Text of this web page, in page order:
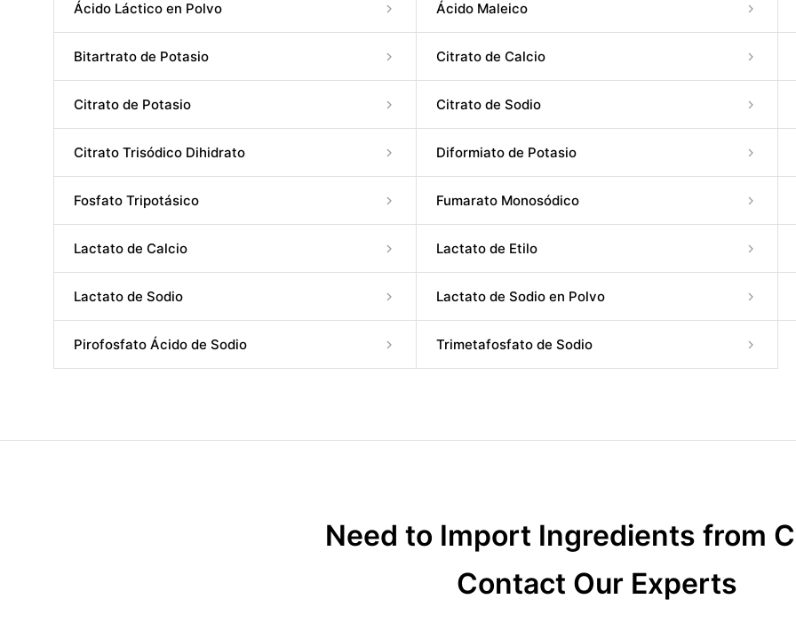
Ácido Láctico en Polvo Ácido Maleico
Bitartrato de Potasio Citrato de Calcio
Citrato de Potasio Citrato de Sodio
Citrato Trisódico Dihidrato Diformiato de Potasio
Fosfato Tripotásico Fumarato Monosódico
Lactato de Calcio Lactato de Etilo
Lactato de Sodio Lactato de Sodio en Polvo
Pirofosfato Ácido de Sodio Trimetafosfato de Sodio
Need to Import Ingredients from
Contact Our Experts